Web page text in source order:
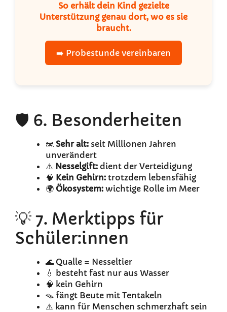
So erhält dein Kind gezielte
Unterstützung genau dort, wo es sie
braucht.
➡️ Probestunde vereinbaren
🛡️ 6. Besonderheiten
🪼 Sehr alt: seit Millionen Jahren
unverändert
⚠️ Nesselgift: dient der Verteidigung
🧠 Kein Gehirn: trotzdem lebensfähig
🌍 Ökosystem: wichtige Rolle im Meer
💡 7. Merktipps für
Schüler:innen
🌊 Qualle = Nesseltier
💧 besteht fast nur aus Wasser
🧠 kein Gehirn
🪤 fängt Beute mit Tentakeln
⚠️ kann für Menschen schmerzhaft sein